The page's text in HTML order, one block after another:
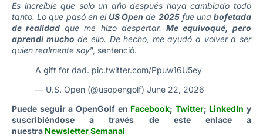
Es increíble que solo un año después haya cambiado todo
tanto. Lo que pasó en el US Open de 2025fue unabofetada
de realidad que me hizo despertar. Me equivoqué, pero
aprendí mucho de ello. De hecho, me ayudó a volver a ser
quien realmente soy”, sentenció.
A gift for dad. pic.twitter.com/Ppuw16U5ey
— U.S. Open (@usopengolf) June 22, 2026
Puede seguir a OpenGolf en Facebook; Twitter; LinkedIn y
suscribiéndose a través de este enlace a
nuestra Newsletter Semanal